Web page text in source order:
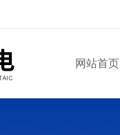
网站首页